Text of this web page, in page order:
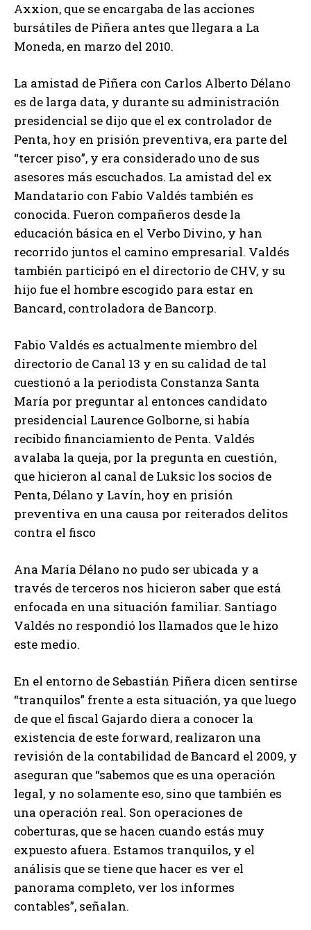
Axxion, que se encargaba de las acciones
bursátiles de Piñera antes que llegara a La
Moneda, en marzo del 2010.
La amistad de Piñera con Carlos Alberto Délano
es de larga data, y durante su administración
presidencial se dijo que el ex controlador de
Penta, hoy en prisión preventiva, era parte del
“tercer piso”, y era considerado uno de sus
asesores más escuchados. La amistad del ex
Mandatario con Fabio Valdés también es
conocida. Fueron compañeros desde la
educación básica en el Verbo Divino, y han
recorrido juntos el camino empresarial. Valdés
también participó en el directorio de CHV, y su
hijo fue el hombre escogido para estar en
Bancard, controladora de Bancorp.
Fabio Valdés es actualmente miembro del
directorio de Canal 13 y en su calidad de tal
cuestionó a la periodista Constanza Santa
María por preguntar al entonces candidato
presidencial Laurence Golborne, si había
recibido financiamiento de Penta. Valdés
avalaba la queja, por la pregunta en cuestión,
que hicieron al canal de Luksic los socios de
Penta, Délano y Lavín, hoy en prisión
preventiva en una causa por reiterados delitos
contra el fisco
Ana María Délano no pudo ser ubicada y a
través de terceros nos hicieron saber que está
enfocada en una situación familiar. Santiago
Valdés no respondió los llamados que le hizo
este medio.
En el entorno de Sebastián Piñera dicen sentirse
“tranquilos” frente a esta situación, ya que luego
de que el fiscal Gajardo diera a conocer la
existencia de este forward, realizaron una
revisión de la contabilidad de Bancard el 2009, y
aseguran que “sabemos que es una operación
legal, y no solamente eso, sino que también es
una operación real. Son operaciones de
coberturas, que se hacen cuando estás muy
expuesto afuera. Estamos tranquilos, y el
análisis que se tiene que hacer es ver el
panorama completo, ver los informes
contables”, señalan.